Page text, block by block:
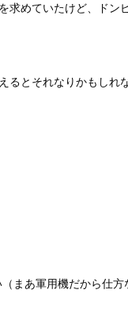
求めていたけど、ドン
るとそれなりかもしれ
まあ軍用機だから仕方